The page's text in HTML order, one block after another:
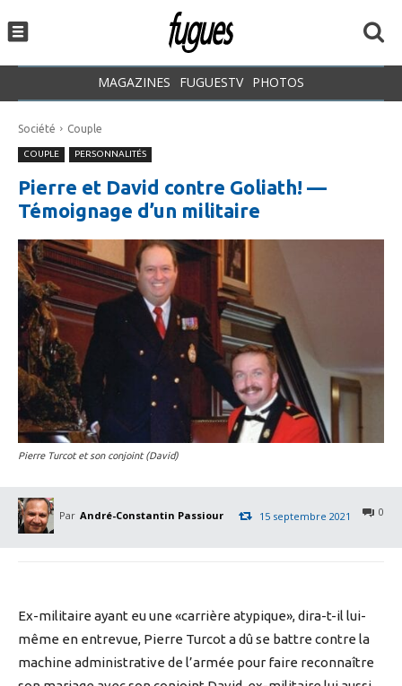
MAGAZINES FUGUESTV PHOTOS
Société Couple
COUPLE PERSONNALITÉS
Pierre et David contre Goliath! —
Témoignage d’un militaire
Pierre Turcot et son conjoint (David)
Par André-Constantin Passiour 0
15 septembre 2021
Ex-militaire ayant eu une «carrière atypique», dira-t-il lui-
même en entrevue, Pierre Turcot a dû se battre contre la
machine administrative de l’armée pour faire reconnaître